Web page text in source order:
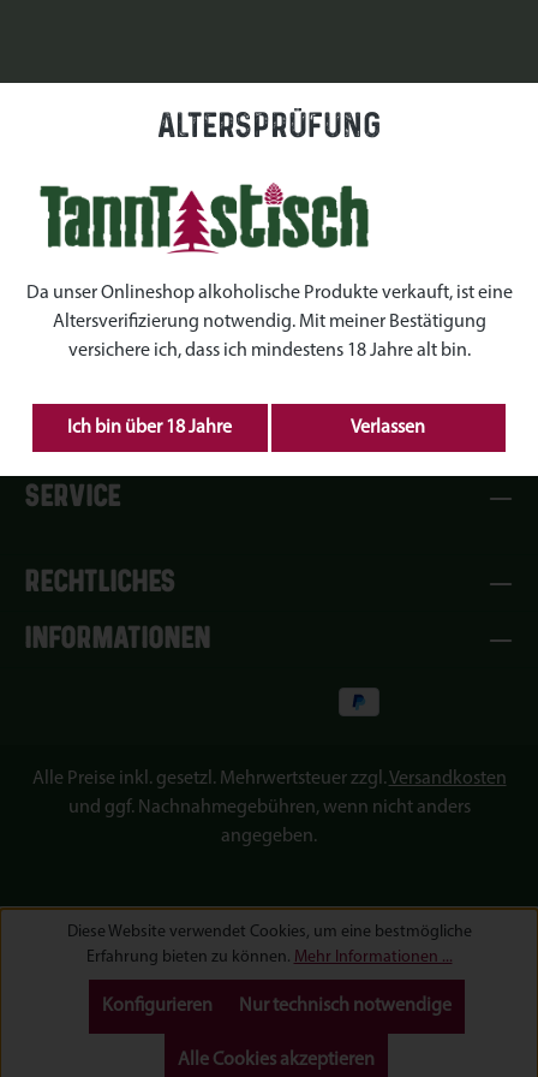
SERVICE
RECHTLICHES
INFORMATIONEN
Alle Preise inkl. gesetzl. Mehrwertsteuer zzgl. Versandkosten
und ggf. Nachnahmegebühren, wenn nicht anders
angegeben.
Diese Website verwendet Cookies, um eine bestmögliche
Erfahrung bieten zu können. Mehr Informationen ...
Nur technisch notwendige
Konfigurieren
Alle Cookies akzeptieren
Altersprüfung
Da unser Onlineshop alkoholische Produkte verkauft, ist eine
Altersverifizierung notwendig. Mit meiner Bestätigung
versichere ich, dass ich mindestens 18 Jahre alt bin.
Ich bin über 18 Jahre Verlassen